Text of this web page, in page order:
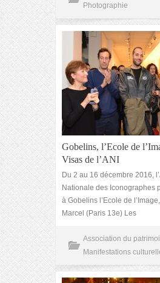
Photographie
Gobelins, l’Ecole de
Visas de l’ANI
Du 2 au 16 décembre 2016,
Nationale des Iconographes
à Gobelins l’Ecole de
Marcel (Paris 13e) Les
Association du
Manifestations